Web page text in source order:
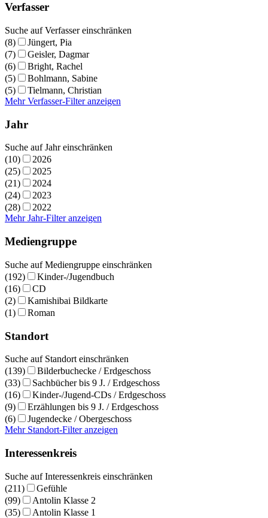
Verfasser
Suche auf Verfasser einschränken
(8)
Jüngert, Pia
(7)
Geisler, Dagmar
(6)
Bright, Rachel
(5)
Bohlmann, Sabine
(5)
Tielmann, Christian
Mehr Verfasser-Filter anzeigen
Jahr
Suche auf Jahr einschränken
(10)
2026
(25)
2025
(21)
2024
(24)
2023
(28)
2022
Mehr Jahr-Filter anzeigen
Mediengruppe
Suche auf Mediengruppe einschränken
(192)
Kinder-/Jugendbuch
(16)
CD
(2)
Kamishibai Bildkarte
(1)
Roman
Standort
Suche auf Standort einschränken
(139)
Bilderbuchecke / Erdgeschoss
(33)
Sachbücher bis 9 J. / Erdgeschoss
(16)
Kinder-/Jugend-CDs / Erdgeschoss
(9)
Erzählungen bis 9 J. / Erdgeschoss
(6)
Jugendecke / Obergeschoss
Mehr Standort-Filter anzeigen
Interessenkreis
Suche auf Interessenkreis einschränken
(211)
Gefühle
(99)
Antolin Klasse 2
(35)
Antolin Klasse 1